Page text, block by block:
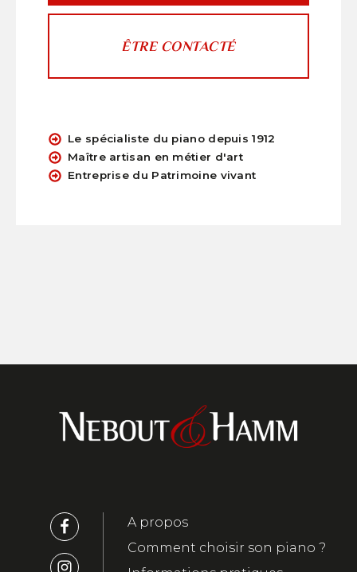
ÊTRE CONTACTÉ
Le spécialiste du piano depuis 1912
Maître artisan en métier d'art
Entreprise du Patrimoine vivant
A propos
Comment choisir son piano ?